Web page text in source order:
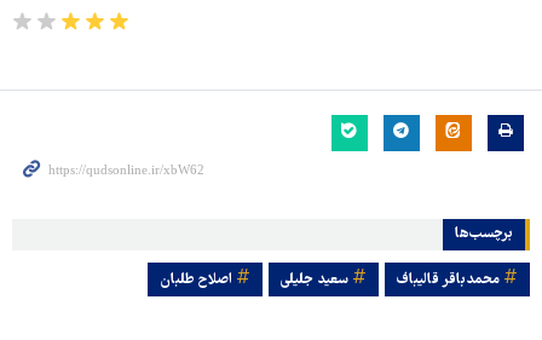
برچسب‌ها
محمدباقر قالیباف سعید جلیلی اصلاح طلبان